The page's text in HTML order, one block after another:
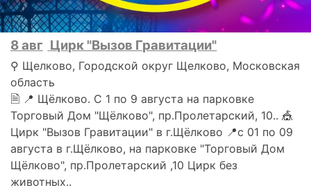
8 авг Цирк "Вызов Гравитации"
⚲ Щелково, Городской округ Щелково, Московская
область
🗎 📍 Щёлково. С 1 по 9 августа на парковке
Торговый Дом "Щёлково", пр.Пролетарский, 10.. 🎪
Цирк "Вызов Гравитации" в г.Щёлково 📍с 01 по 09
августа в г.Щёлково, на парковке "Торговый Дом
Щёлково", пр.Пролетарский ,10 Цирк без
животных..